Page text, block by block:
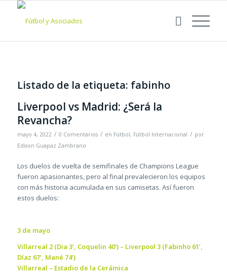
Listado de la etiqueta: fabinho
Liverpool vs Madrid: ¿Será la
Revancha?
mayo 4, 2022 / 0 Comentarios / en Fútbol, Fútbol Internacional / por
Edison Guapaz Zambrano
Los duelos de vuelta de semifinales de Champions League
fueron apasionantes, pero al final prevalecieron los equipos
con más historia acumulada en sus camisetas. Así fueron
estos duelos:
3 de mayo
Villarreal 2 (Dia 3’, Coquelin 40’) – Liverpool 3 (Fabinho 61’,
Díaz 67’, Mané 74’)
Villarreal – Estadio de la Cerámica